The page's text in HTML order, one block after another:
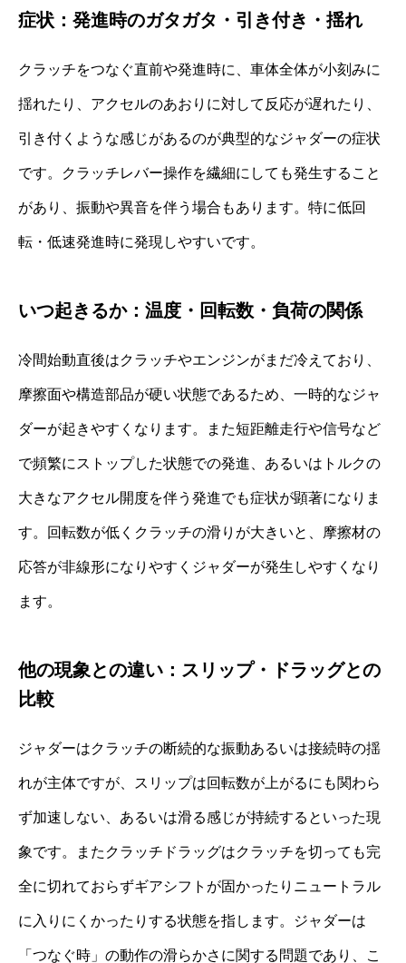
症状：発進時のガタガタ・引き付き・揺れ
クラッチをつなぐ直前や発進時に、車体全体が小刻みに
揺れたり、アクセルのあおりに対して反応が遅れたり、
引き付くような感じがあるのが典型的なジャダーの症状
です。クラッチレバー操作を繊細にしても発生すること
があり、振動や異音を伴う場合もあります。特に低回
転・低速発進時に発現しやすいです。
いつ起きるか：温度・回転数・負荷の関係
冷間始動直後はクラッチやエンジンがまだ冷えており、
摩擦面や構造部品が硬い状態であるため、一時的なジャ
ダーが起きやすくなります。また短距離走行や信号など
で頻繁にストップした状態での発進、あるいはトルクの
大きなアクセル開度を伴う発進でも症状が顕著になりま
す。回転数が低くクラッチの滑りが大きいと、摩擦材の
応答が非線形になりやすくジャダーが発生しやすくなり
ます。
他の現象との違い：スリップ・ドラッグとの
比較
ジャダーはクラッチの断続的な振動あるいは接続時の揺
れが主体ですが、スリップは回転数が上がるにも関わら
ず加速しない、あるいは滑る感じが持続するといった現
象です。またクラッチドラッグはクラッチを切っても完
全に切れておらずギアシフトが固かったりニュートラル
に入りにくかったりする状態を指します。ジャダーは
「つなぐ時」の動作の滑らかさに関する問題であり、こ